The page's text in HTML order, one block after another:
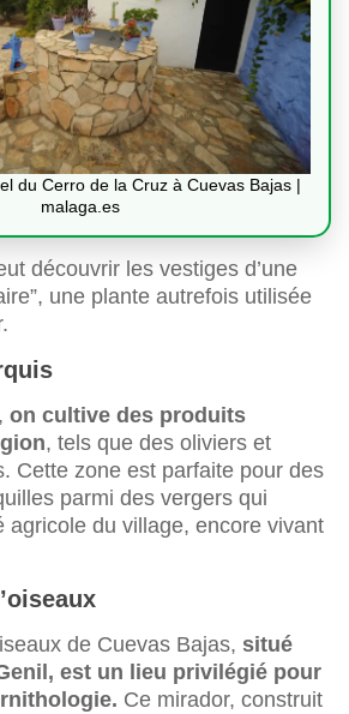
du Cerro de la Cruz à Cuevas Bajas |
malaga.es
découvrir les vestiges d’une
une plante autrefois utilisée
on cultive des produits
, tels que des oliviers et
Cette zone est parfaite pour des
parmi des vergers qui
agricole du village, encore vivant
de Cuevas Bajas, situé
est un lieu privilégié pour
Ce mirador, construit